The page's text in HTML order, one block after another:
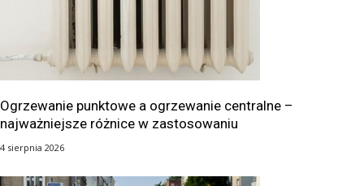
Ogrzewanie punktowe a ogrzewanie centralne –
najważniejsze różnice w zastosowaniu
4 sierpnia 2026